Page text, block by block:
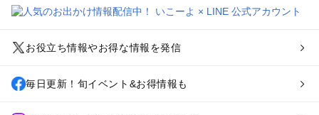
お役立ち情報やお得な情報を発信
毎日更新！旬イベント&お得情報も